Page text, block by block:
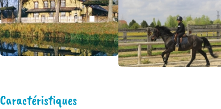
Caractéristiques